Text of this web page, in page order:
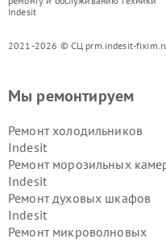
Indesit
2021-2026 © СЦ prm.indesit-
Мы ремонтируем
Ремонт холодильников
Indesit
Ремонт морозильных
Indesit
Ремонт духовых шкафов
Indesit
Ремонт микроволновых